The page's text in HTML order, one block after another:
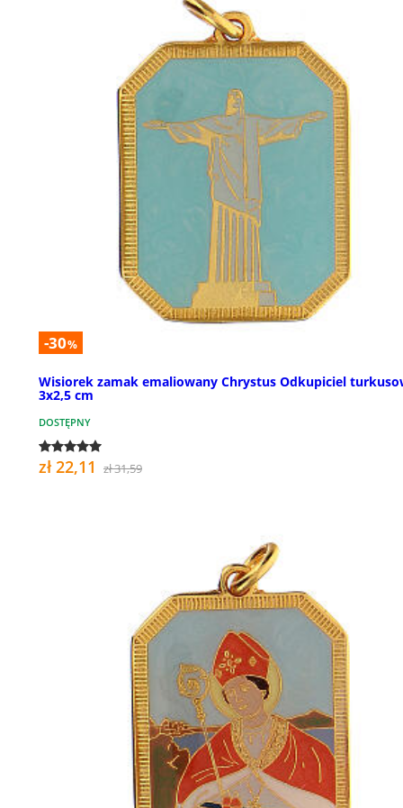
-30%
Wisiorek zamak emaliowany Chrystus Odkupiciel
3x2,5 cm
DOSTĘPNY
zł 22,11 zł 31,59